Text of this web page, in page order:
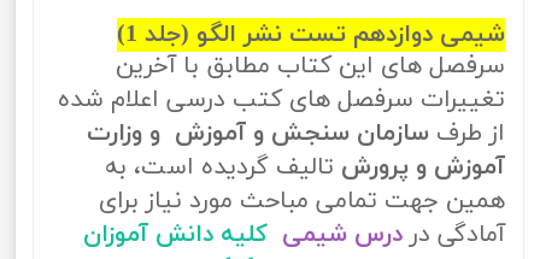
شیمی دوازدهم تست نشر الگو (جلد 1)
سرفصل های این کتاب مطابق با آخرین
تغییرات سرفصل های کتب درسی اعلام شده
از طرف سازمان سنجش و آموزش و وزارت
آموزش و پرورش تالیف گردیده است، به
همین جهت تمامی مباحث مورد نیاز برای
آمادگی در درس شیمی کلیه دانش آموزان